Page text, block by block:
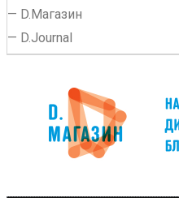
— D.Магазин
— D.Journal